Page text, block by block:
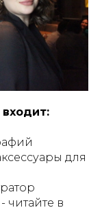
для
читайте в